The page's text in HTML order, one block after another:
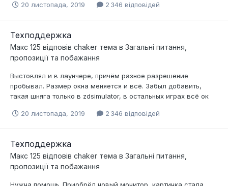
20 листопада, 2019 2 346 відповідей
Техподдержка
Макс 125 відповів chaker тема в Загальні питання,
пропозиції та побажання
Выстовлял и в лаунчере, причём разное разрешение
пробывал. Размер окна меняется и всё. Забыл добавить,
такая шняга только в zdsimulator, в остальных играх всё ок
20 листопада, 2019 2 346 відповідей
Техподдержка
Макс 125 відповів chaker тема в Загальні питання,
пропозиції та побажання